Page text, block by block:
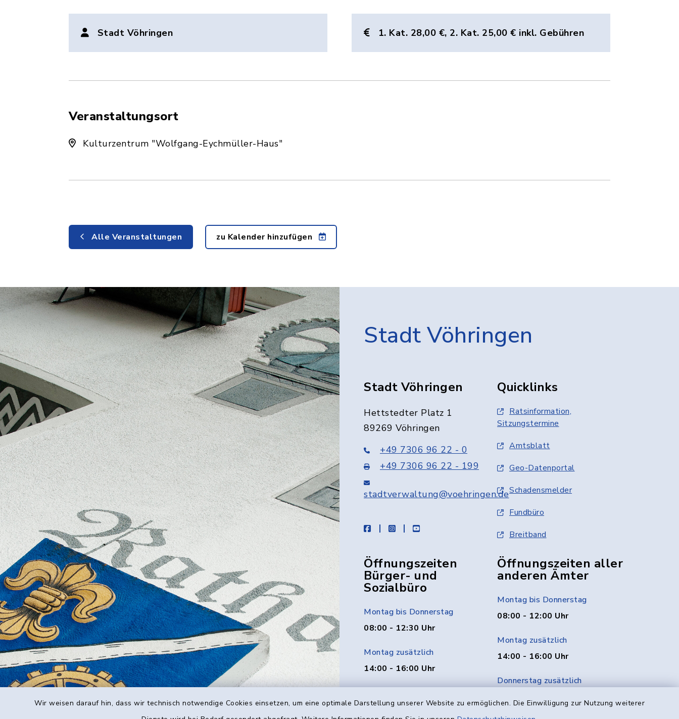
Wir weisen darauf hin, dass wir technisch notwendige Cookies einsetzen, um eine optimale Darstellung unserer Website zu ermöglichen. Die Einwilligung zur Nutzung weiterer
Stadt Vöhringen 1. Kat. 28,00 €, 2. Kat. 25,00 € inkl. Gebühren
Veranstaltungsort
Kulturzentrum "Wolfgang-Eychmüller-Haus"
Alle Veranstaltungen zu Kalender hinzufügen
Stadt Vöhringen
Stadt Vöhringen
Hettstedter Platz 1
89269 Vöhringen
+49 7306 96 22 - 0
+49 7306 96 22 - 199
stadtverwaltung@voehringen.de
facebookinstagramyoutube
Quicklinks
Ratsinformation,
Sitzungstermine
Amtsblatt
Geo-Datenportal
Schadensmelder
Fundbüro
Breitband
Öffnungszeiten
Bürger- und
Sozialbüro
Montag bis Donnerstag
08:00 - 12:30 Uhr
Montag zusätzlich
14:00 - 16:00 Uhr
14:00 - 18:00 Uhr
Öffnungszeiten aller
anderen Ämter
Montag bis Donnerstag
08:00 - 12:00 Uhr
Montag zusätzlich
14:00 - 16:00 Uhr
Donnerstag zusätzlich